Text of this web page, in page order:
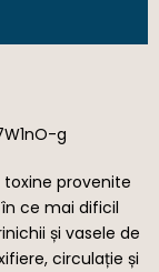
g
provenite
ce mai dificil
și vasele de
circulație și